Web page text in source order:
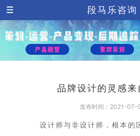
段马乐咨询
品牌设计的灵感来
发布时间：2021-07-
设计师与非设计师，根本的